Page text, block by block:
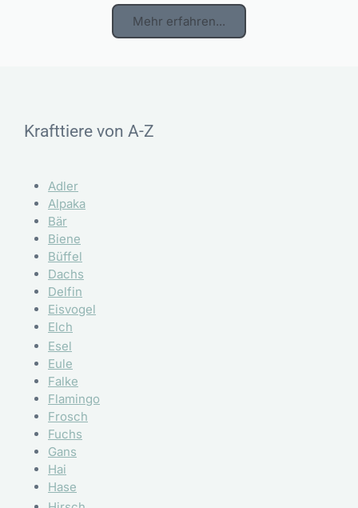
Mehr erfahren...
Krafttiere von A-Z
Adler
Alpaka
Bär
Biene
Büffel
Dachs
Delfin
Eisvogel
Elch
Esel
Eule
Falke
Flamingo
Frosch
Fuchs
Gans
Hai
Hase